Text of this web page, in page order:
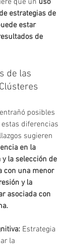
que un uso
estrategias de
estar
de
de las
posibles
diferencias
sugieren
en la
la selección de
con una menor
y la
asociada con
Estrategia
la